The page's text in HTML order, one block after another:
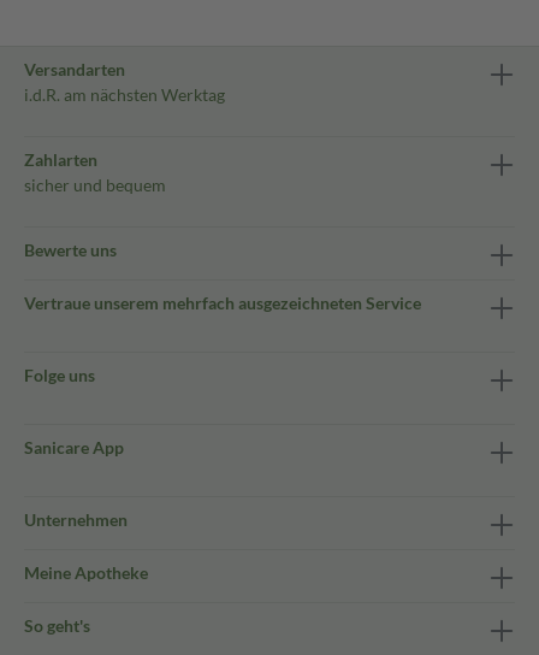
Versandarten
i.d.R. am nächsten Werktag
Zahlarten
sicher und bequem
Bewerte uns
Vertraue unserem mehrfach ausgezeichneten Service
Folge uns
Sanicare App
Unternehmen
Meine Apotheke
So geht's